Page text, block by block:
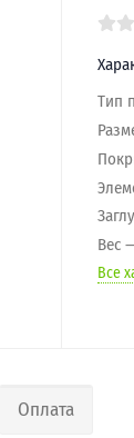
Тип
Вес
Все
Оплата